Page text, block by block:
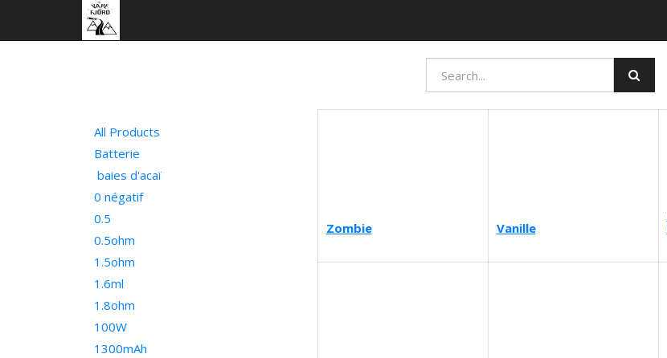
All Products
Batterie
baies d'acaï
0 négatif
0.5
0.5ohm
1.5ohm
1.6ml
1.8ohm
100W
1300mAh
Zombie Vanille